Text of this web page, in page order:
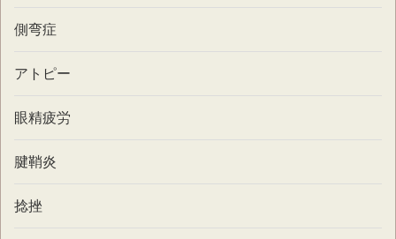
側弯症
アトピー
眼精疲労
腱鞘炎
捻挫